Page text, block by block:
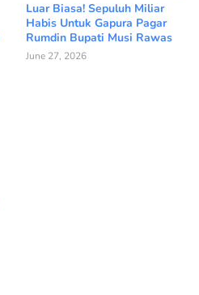
Luar Biasa! Sepuluh Miliar
Habis Untuk Gapura Pagar
Rumdin Bupati Musi Rawas
June 27, 2026